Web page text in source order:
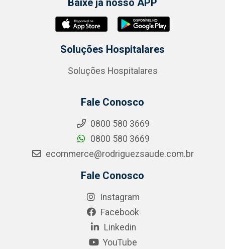
Baixe já nosso APP
Soluções Hospitalares
Soluções Hospitalares
Fale Conosco
0800 580 3669
0800 580 3669
ecommerce@rodriguezsaude.com.br
Fale Conosco
Instagram
Facebook
Linkedin
YouTube